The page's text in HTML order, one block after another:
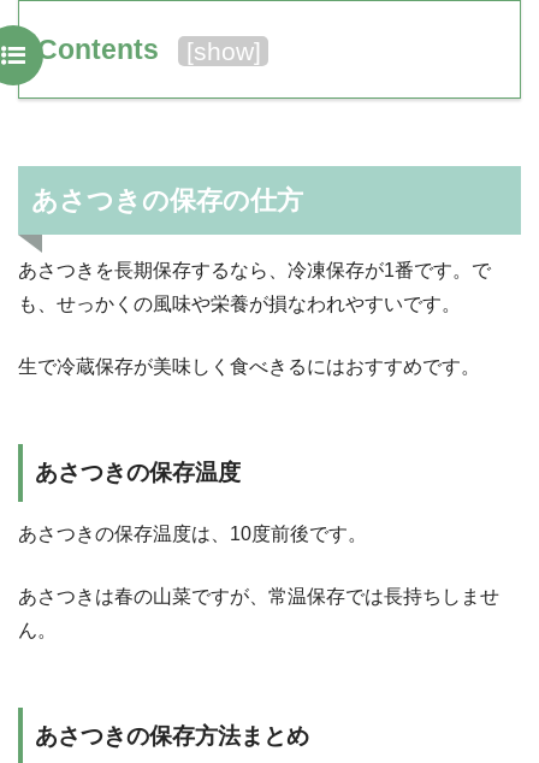
Contents [show]
あさつきの保存の仕方
あさつきを長期保存するなら、冷凍保存が1番です。で
も、せっかくの風味や栄養が損なわれやすいです。
生で冷蔵保存が美味しく食べきるにはおすすめです。
あさつきの保存温度
あさつきの保存温度は、10度前後です。
あさつきは春の山菜ですが、常温保存では長持ちしませ
ん。
あさつきの保存方法まとめ